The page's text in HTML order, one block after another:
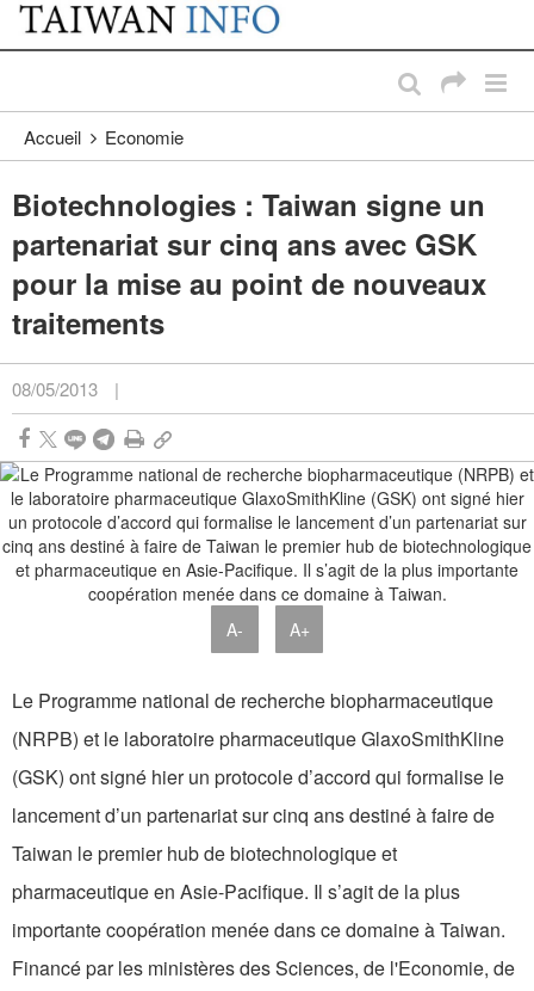
Passer au contenu principal
:::
Accueil Economie
Biotechnologies : Taiwan signe un
partenariat sur cinq ans avec GSK
pour la mise au point de nouveaux
traitements
08/05/2013 |
A- A+
Le Programme national de recherche biopharmaceutique
(NRPB) et le laboratoire pharmaceutique GlaxoSmithKline
(GSK) ont signé hier un protocole d’accord qui formalise le
lancement d’un partenariat sur cinq ans destiné à faire de
Taiwan le premier hub de biotechnologique et
pharmaceutique en Asie-Pacifique. Il s’agit de la plus
importante coopération menée dans ce domaine à Taiwan.
Financé par les ministères des Sciences, de l'Economie, de